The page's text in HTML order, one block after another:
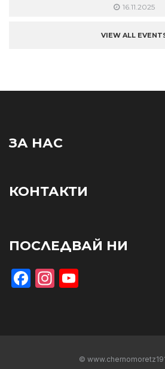
16.11.2025
VIEW ALL
ЗА НАС
КОНТАКТИ
ПОСЛЕДВАЙ НИ
Facebook
Instagram
©